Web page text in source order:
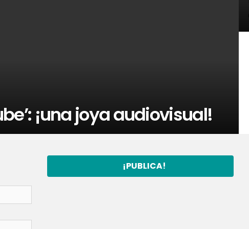
¡una joya audiovisual!
¡PUBLICA!